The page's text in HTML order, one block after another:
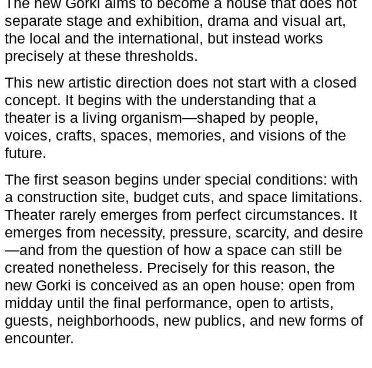
separate stage and exhibition, drama and visual art,
the local and the international, but instead works
precisely at these thresholds.
This new artistic direction does not start with a closed
concept. It begins with the understanding that a
theater is a living organism—shaped by people,
voices, crafts, spaces, memories, and visions of the
future.
The first season begins under special conditions: with
a construction site, budget cuts, and space limitations.
Theater rarely emerges from perfect circumstances. It
emerges from necessity, pressure, scarcity, and desire
—and from the question of how a space can still be
created nonetheless. Precisely for this reason, the
new Gorki is conceived as an open house: open from
midday until the final performance, open to artists,
guests, neighborhoods, new publics, and new forms of
encounter.